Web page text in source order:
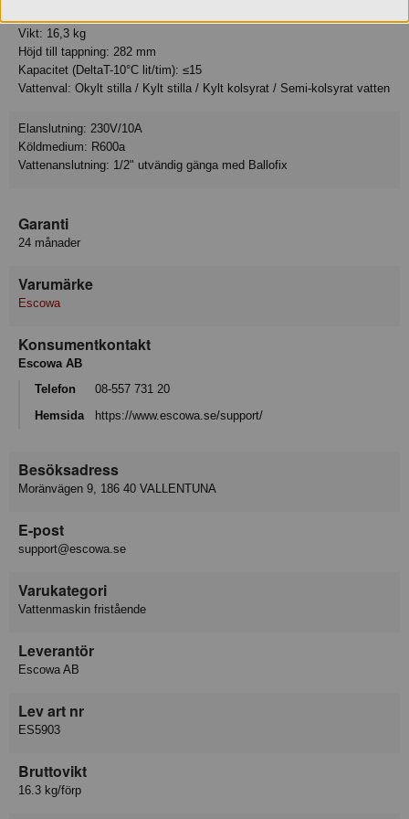
Vikt: 16,3 kg
Höjd till tappning: 282 mm
Kapacitet (DeltaT-10°C lit/tim): ≤15
Vattenval: Okylt stilla / Kylt stilla / Kylt kolsyrat / Semi-kolsyrat vatten
Elanslutning: 230V/10A
Köldmedium: R600a
Vattenanslutning: 1/2" utvändig gänga med Ballofix
Garanti
24 månader
Varumärke
Escowa
Konsumentkontakt
Escowa AB
Telefon
08-557 731 20
Hemsida
https://www.escowa.se/support/
Besöksadress
Moränvägen 9, 186 40 VALLENTUNA
E-post
support@escowa.se
Varukategori
Vattenmaskin fristående
Leverantör
Escowa AB
Lev art nr
ES5903
Bruttovikt
16.3 kg/förp